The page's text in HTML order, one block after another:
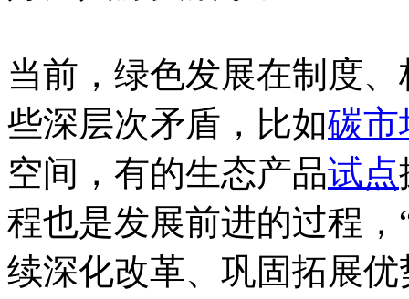
当前，绿色发展在制度
些深层次矛盾，比如碳市
空间，有的生态产品试点
程也是发展前进的过程
续深化改革、巩固拓展